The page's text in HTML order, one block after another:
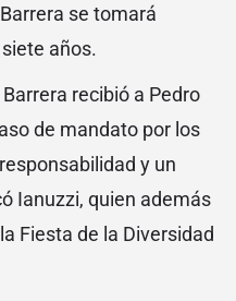
se tomará
años.
recibió a Pedro
de mandato por los
y un
Ianuzzi, quien además
Fiesta de la Diversidad